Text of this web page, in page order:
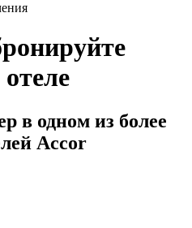
в одном из более
Accor